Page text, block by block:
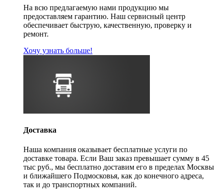
На всю предлагаемую нами продукцию мы
предоставляем гарантию. Наш сервисный центр
обеспечивает быструю, качественную, проверку и
ремонт.
Хочу узнать больше!
Доставка
Наша компания оказывает бесплатные услуги по
доставке товара. Если Ваш заказ превышает сумму в 45
тыс руб., мы бесплатно доставим его в пределах Москвы
и ближайшего Подмосковья, как до конечного адреса,
так и до транспортных компаний.